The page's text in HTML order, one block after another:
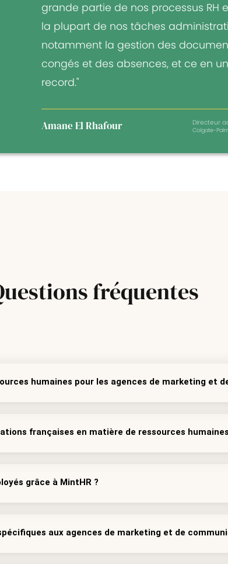
grande partie de nos processus RH
la plupart de nos tâches
notamment la gestion des
congés et des absences, et ce en
record."
Amane El Rhafour Directeur
Colgate-
fréquentes
humaines pour les agences de marketing et
françaises en matière de ressources
grâce à MintHR ?
aux agences de marketing et de